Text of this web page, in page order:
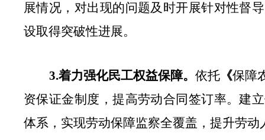
展情况，对出现的问题及时开展针对性督
设取得突破性进展。
3.着力强化民工权益保障。依托 《保障
资保证金制度，提高劳动合同签订率。建
体系，实现劳动保障监察全覆盖，提升劳